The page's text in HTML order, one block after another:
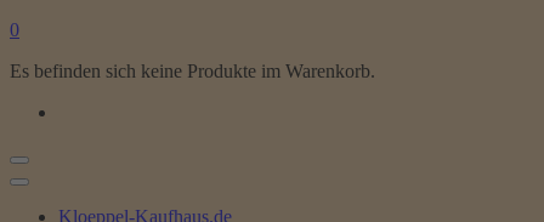
0
Es befinden sich keine Produkte im Warenkorb.
Kloeppel-Kaufhaus.de